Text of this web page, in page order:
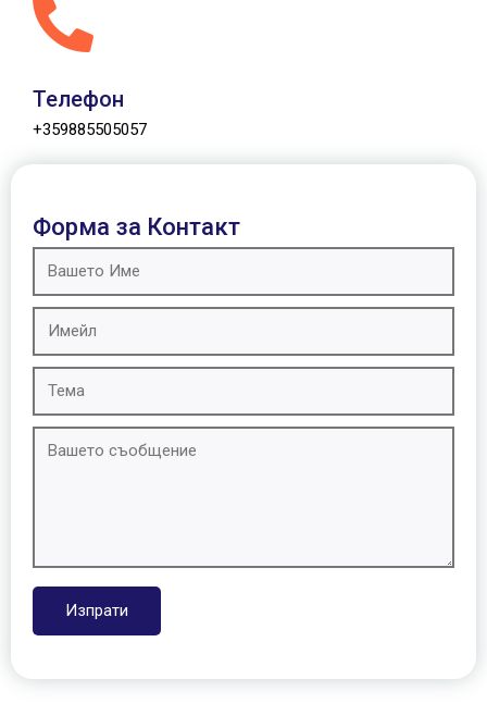
Телефон
+359885505057
Форма за Контакт
Изпрати